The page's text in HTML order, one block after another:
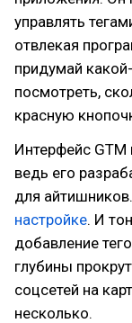
управлять
отвлекая
придумай
посмотреть,
красную
Интерфейс GTM
ведь его
для
настройке. И
добавление
глубины
соцсетей на
несколько.